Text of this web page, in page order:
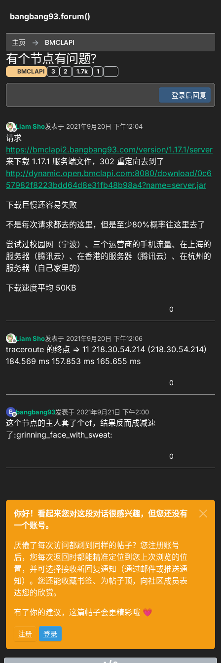
bangbang93.forum()
主页 BMCLAPI
有个节点有问题？
BMCLAPI 3 2 1.7k 1
登录后回复
离线
Liam Sho发表于 2021年9月20日 下午12:04
最后由 编辑
请求
https://bmclapi2.bangbang93.com/version/1.17.1/server
来下载 1.17.1 服务端文件，302 重定向去到了
http://dynamic.open.bmclapi.com:8080/download/0c6
57982f8223bdd64d8e31fb48b98a4?name=server.jar
下载巨慢还容易失败
不是每次请求都去的这里，但是至少80%概率往这里去了
尝试过校园网（宁波）、三个运营商的手机流量、在上海的
服务器（腾讯云）、在香港的服务器（腾讯云）、在杭州的
服务器（自己家里的）
下载速度平均 50KB
0
离线
Liam Sho发表于 2021年9月20日 下午12:06
最后由 编辑
traceroute 的终点 => 11 218.30.54.214 (218.30.54.214)
184.569 ms 157.853 ms 165.655 ms
0
B
离线
bangbang93发表于 2021年9月21日 下午2:00
最后由 编辑
这个节点的主人套了个cf，结果反而成减速
了:grinning_face_with_sweat:
0
你好！看起来您对这段对话很感兴趣，但您还没有
一个账号。
厌倦了每次访问都刷到同样的帖子？您注册账号
后，您每次返回时都能精准定位到您上次浏览的位
置，并可选择接收新回复通知（通过邮件或推送通
知）。您还能收藏书签、为帖子顶，向社区成员表
达您的欣赏。
有了你的建议，这篇帖子会更精彩哦 💗
注册 登录